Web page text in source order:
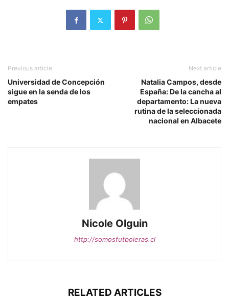
Previous article
Universidad de Concepción
sigue en la senda de los
empates
Next article
Natalia Campos, desde
España: De la cancha al
departamento: La nueva
rutina de la seleccionada
nacional en Albacete
Nicole Olguin
http://somosfutboleras.cl
RELATED ARTICLES